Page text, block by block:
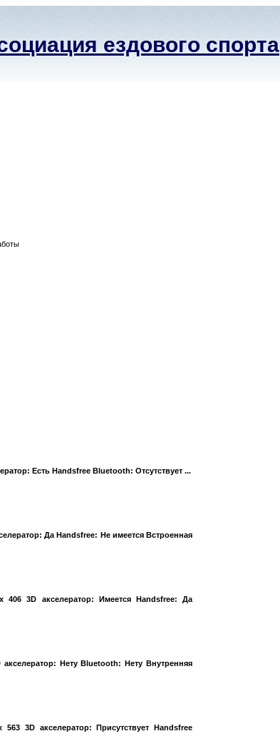
ездового спорта
Есть Handsfree Bluetooth: Отсутствует ...
Да Handsfree: Не имеется Встроенная
3D акселератор: Имеется Handsfree: Да
Нету Bluetooth: Нету Внутренняя
3D акселератор: Присутствует Handsfree